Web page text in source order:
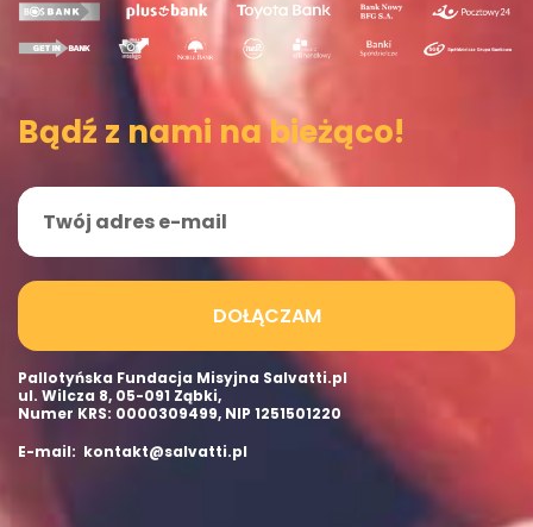
Bądź z nami na bieżąco!
DOŁĄCZAM
Pallotyńska Fundacja Misyjna Salvatti.pl
ul. Wilcza 8, 05-091 Ząbki,
Numer KRS: 0000309499, NIP 1251501220
E-mail: kontakt@salvatti.pl